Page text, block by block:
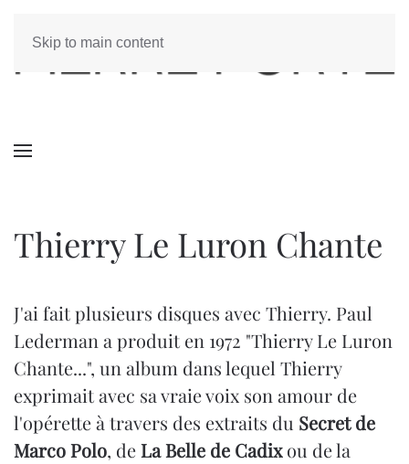
Skip to main content
Thierry Le Luron Chante
J'ai fait plusieurs disques avec Thierry. Paul
Lederman a produit en 1972 "Thierry Le Luron
Chante...", un album dans lequel Thierry
exprimait avec sa vraie voix son amour de
l'opérette à travers des extraits du Secret de
Marco Polo, deLa Belle de Cadixou de la